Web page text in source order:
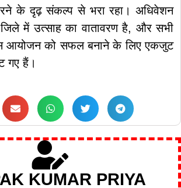
के दृढ़ संकल्प से भरा रहा। अधिवेशन
में उत्साह का वातावरण है, और सभी
आयोजन को सफल बनाने के लिए एकजुट
गए हैं।
KUMAR PRIYA